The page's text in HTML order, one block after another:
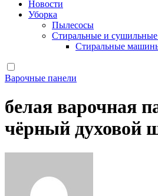
Новости
Уборка
Пылесосы
Стиральные и
Стиральные
Варочные панели
белая варочная
чёрный духовой